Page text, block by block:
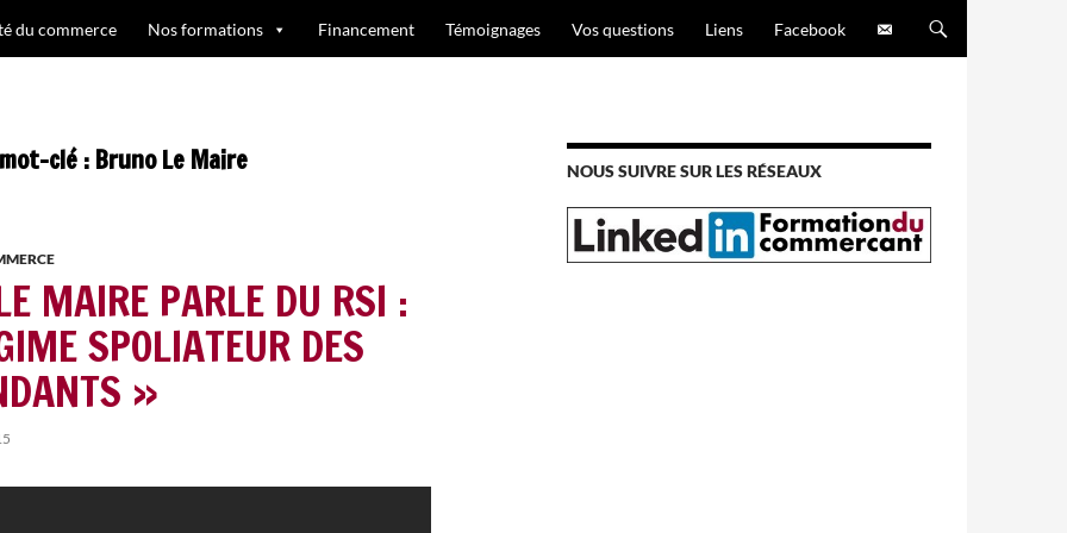
du commerce Nos formations Financement Témoignages Vos questions Liens Facebook
clé : Bruno Le Maire
MAIRE PARLE DU RSI :
SPOLIATEUR DES
»
NOUS SUIVRE SUR LES RÉSEAUX